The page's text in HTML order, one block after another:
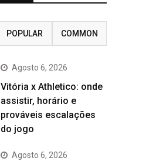
POPULAR COMMON
Agosto 6, 2026
Vitória x Athletico: onde
assistir, horário e
prováveis escalações
do jogo
Agosto 6, 2026